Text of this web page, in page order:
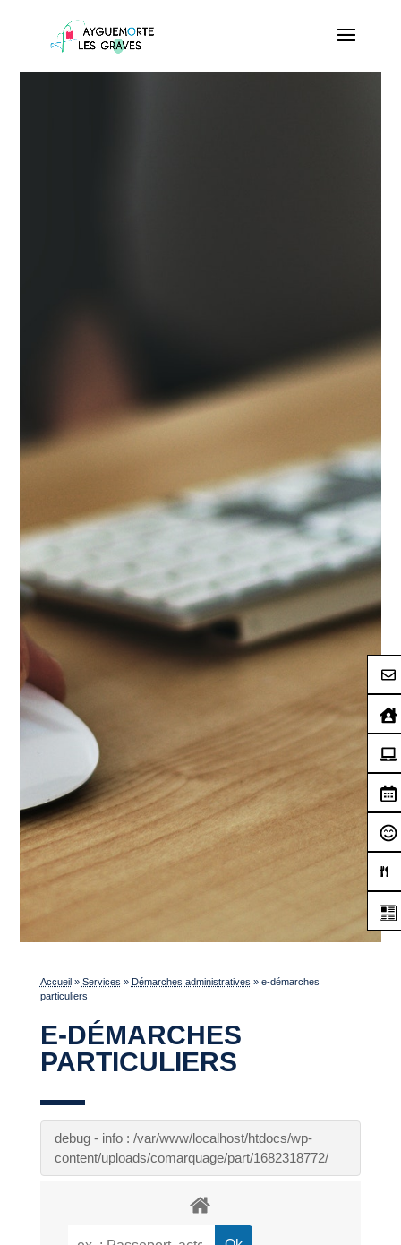
Accueil» Services » Démarches administratives » e-démarches
particuliers
E-DÉMARCHES
PARTICULIERS
debug - info : /var/www/localhost/htdocs/wp-
content/uploads/comarquage/part/1682318772/